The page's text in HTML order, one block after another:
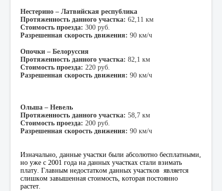
Нестерино – Латвийская республика
Протяженность данного участка: 62,11 км
Стоимость проезда: 300 руб.
Разрешенная скорость движения: 90 км/ч
Опочки – Белоруссия
Протяженность данного участка: 82,1 км
Стоимость проезда: 220 руб.
Разрешенная скорость движения: 90 км/ч
Ольша – Невель
Протяженность данного участка: 58,7 км
Стоимость проезда: 200 руб.
Разрешенная скорость движения: 90 км/ч
Изначально, данные участки были абсолютно бесплатными,
но уже с 2001 года на данных участках стали взимать
плату. Главным недостатком данных участков является
слишком завышенная стоимость, которая постоянно
растет.